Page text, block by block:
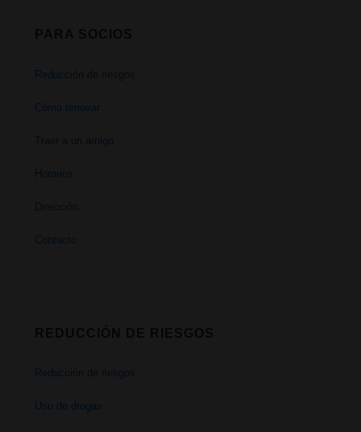
Reducción de riesgos
Cómo renovar
Traer a un amigo
Horarios
Dirección
Contacto
Reducción de riesgos
Uso de drogas